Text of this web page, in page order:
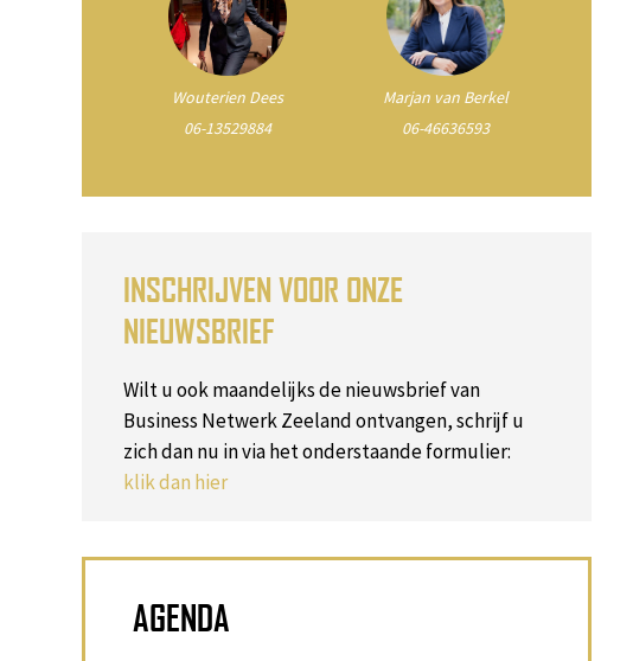
Wouterien Dees
06-13529884
Marjan van Berkel
06-46636593
INSCHRIJVEN VOOR ONZE
NIEUWSBRIEF
Wilt u ook maandelijks de nieuwsbrief van
Business Netwerk Zeeland ontvangen, schrijf u
zich dan nu in via het onderstaande formulier:
klik dan hier
AGENDA